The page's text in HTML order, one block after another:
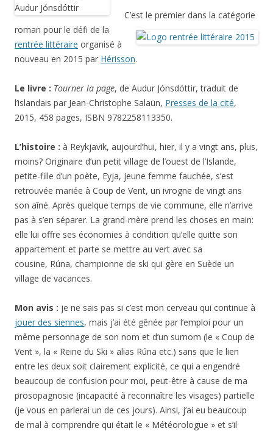
C’est le premier dans la catégorie
roman pour le défi de la
rentrée littéraire organisé à
nouveau en 2015 par Hérisson.
Le livre : Tourner la page, de Audur Jónsdóttir, traduit de
l’islandais par Jean-Christophe Salaün, Presses de la cité,
2015, 458 pages, ISBN 9782258113350.
L’histoire : à Reykjavik, aujourd’hui, hier, il y a vingt ans, plus,
moins? Originaire d’un petit village de l’ouest de l’Islande,
petite-fille d’un poète, Eyja, jeune femme fauchée, s’est
retrouvée mariée à Coup de Vent, un ivrogne de vingt ans
son aîné. Après quelque temps de vie commune, elle n’arrive
pas à s’en séparer. La grand-mère prend les choses en main:
elle lui offre ses économies à condition qu’elle quitte son
appartement et parte se mettre au vert avec sa
cousine, Rúna, championne de ski qui gère en Suède un
village de vacances.
Mon avis : je ne sais pas si c’est mon cerveau qui continue à
jouer des siennes, mais j’ai été gênée par l’emploi pour un
même personnage de son nom et d’un surnom (le « Coup de
Vent », la « Reine du Ski » alias Rúna etc.) sans que le lien
entre les deux soit clairement explicité, ce qui a engendré
beaucoup de confusion pour moi, peut-être à cause de ma
prosopagnosie (incapacité à reconnaître les visages) partielle
(je vous en parlerai un de ces jours). Ainsi, j’ai eu beaucoup
de mal à comprendre qui était le « Météorologue » et s’il